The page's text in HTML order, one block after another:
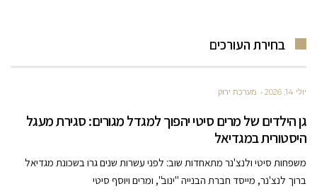
בחירת העורכים
יולי 14, 2026 מערכת ירוק
גן הילדים של מרים סיטי יהפוך למגדל מגורים: סגירת מעגל
היסטורית במגדיאל
משפחות סיטי ולנצ'נר מתאחדות שוב: לפני עשרות שנים גרו בשכונת מגדיאל
ברוך לנצ'נר, מייסד חברת הבנייה "ינוב", ומרים ויוסף סיטי